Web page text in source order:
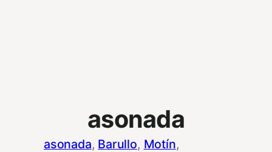
asonada
asonada, Barullo, Motín